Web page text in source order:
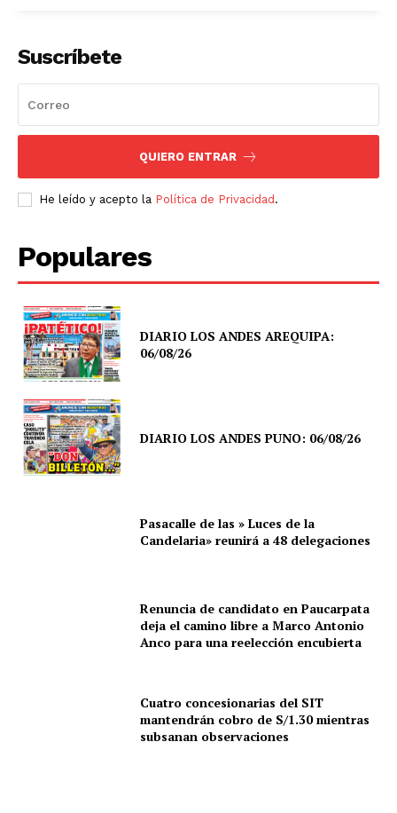
Suscríbete
QUIERO ENTRAR
He leído y acepto la Política de Privacidad.
Populares
DIARIO LOS ANDES AREQUIPA:
06/08/26
DIARIO LOS ANDES PUNO: 06/08/26
Pasacalle de las » Luces de la
Candelaria» reunirá a 48 delegaciones
Renuncia de candidato en Paucarpata
deja el camino libre a Marco Antonio
Anco para una reelección encubierta
Cuatro concesionarias del SIT
mantendrán cobro de S/1.30 mientras
subsanan observaciones